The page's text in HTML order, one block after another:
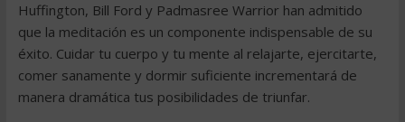
Huffington, Bill Ford y Padmasree Warrior han admitido
que la meditación es un componente indispensable de su
éxito. Cuidar tu cuerpo y tu mente al relajarte, ejercitarte,
comer sanamente y dormir suficiente incrementará de
manera dramática tus posibilidades de triunfar.